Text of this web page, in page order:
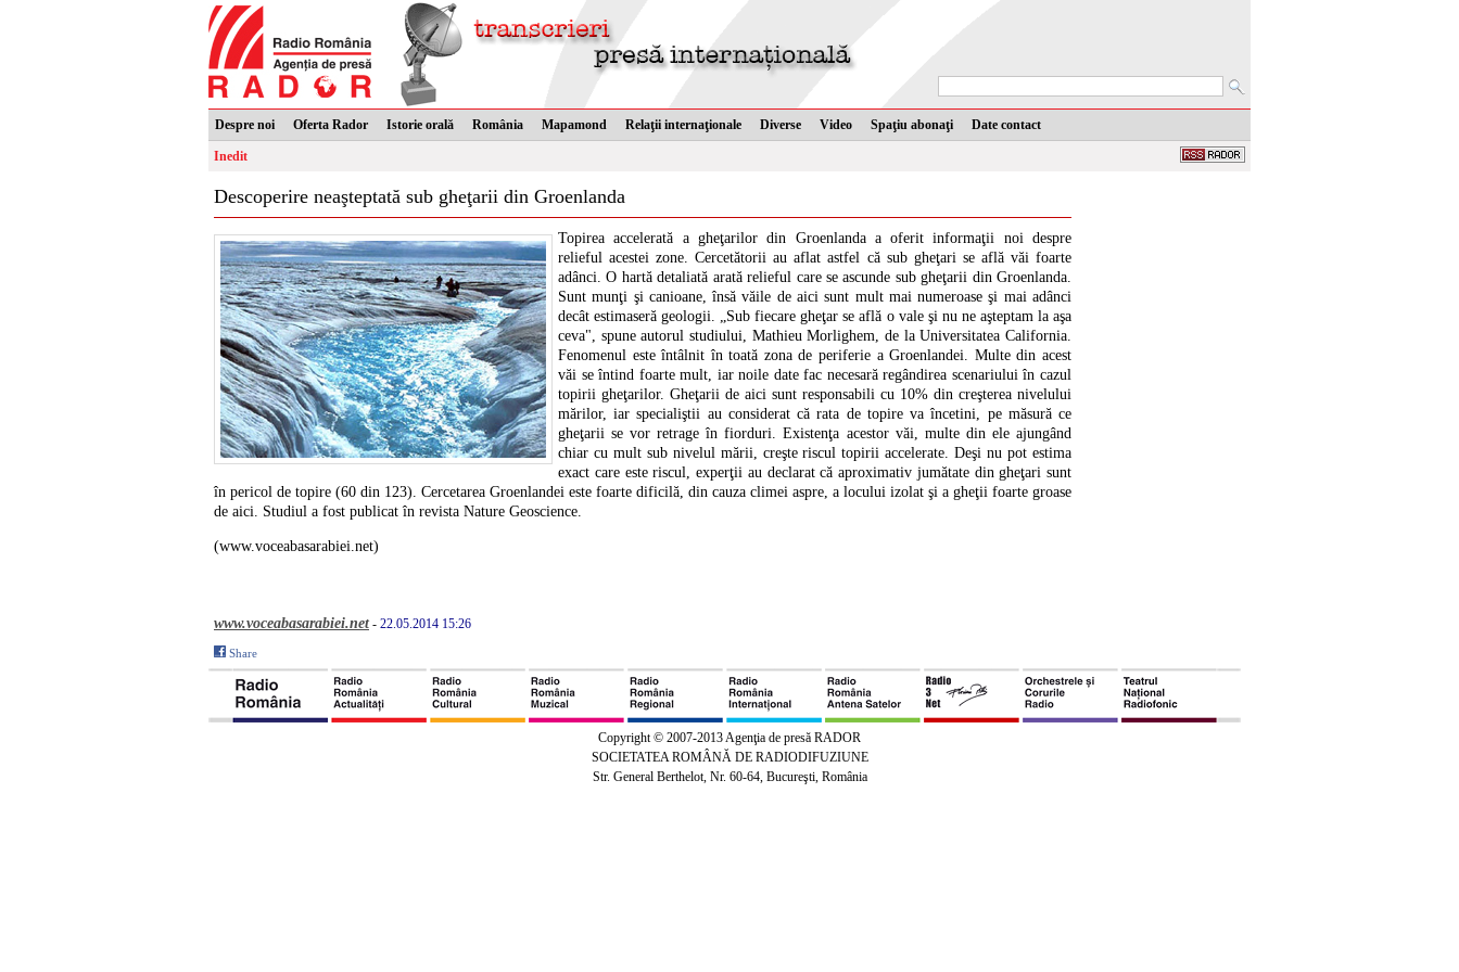
Despre noi Oferta Rador Istorie orală România Mapamond Relaţii internaţionale Diverse Video Spaţiu abonaţi Date contact
Inedit
Descoperire neaşteptată sub gheţarii din Groenlanda
Topirea accelerată a gheţarilor din Groenlanda a oferit informaţii noi despre
relieful acestei zone. Cercetătorii au aflat astfel că sub gheţari se află văi foarte
adânci. O hartă detaliată arată relieful care se ascunde sub gheţarii din Groenlanda.
Sunt munţi şi canioane, însă văile de aici sunt mult mai numeroase şi mai adânci
decât estimaseră geologii. „Sub fiecare gheţar se află o vale şi nu ne aşteptam la aşa
ceva", spune autorul studiului, Mathieu Morlighem, de la Universitatea California.
Fenomenul este întâlnit în toată zona de periferie a Groenlandei. Multe din acest
văi se întind foarte mult, iar noile date fac necesară regândirea scenariului în cazul
topirii gheţarilor. Gheţarii de aici sunt responsabili cu 10% din creşterea nivelului
mărilor, iar specialiştii au considerat că rata de topire va încetini, pe măsură ce
gheţarii se vor retrage în fiorduri. Existenţa acestor văi, multe din ele ajungând
chiar cu mult sub nivelul mării, creşte riscul topirii accelerate. Deşi nu pot estima
exact care este riscul, experţii au declarat că aproximativ jumătate din gheţari sunt
în pericol de topire (60 din 123). Cercetarea Groenlandei este foarte dificilă, din cauza climei aspre, a locului izolat şi a gheţii foarte groase
de aici. Studiul a fost publicat în revista Nature Geoscience.
(www.voceabasarabiei.net)
www.voceabasarabiei.net - 22.05.2014 15:26
Share
Copyright © 2007-2013 Agenţia de presă RADOR
SOCIETATEA ROMÂNĂ DE RADIODIFUZIUNE
Str. General Berthelot, Nr. 60-64, Bucureşti, România